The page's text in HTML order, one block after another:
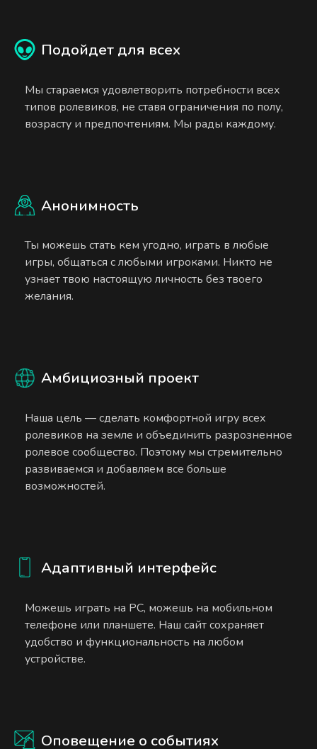
Подойдет для всех
Мы стараемся удовлетворить потребности всех
типов ролевиков, не ставя ограничения по полу,
возрасту и предпочтениям. Мы рады каждому.
Анонимность
Ты можешь стать кем угодно, играть в любые
игры, общаться с любыми игроками. Никто не
узнает твою настоящую личность без твоего
желания.
Амбициозный проект
Наша цель — сделать комфортной игру всех
ролевиков на земле и объединить разрозненное
ролевое сообщество. Поэтому мы стремительно
развиваемся и добавляем все больше
возможностей.
Адаптивный интерфейс
Можешь играть на PC, можешь на мобильном
телефоне или планшете. Наш сайт сохраняет
удобство и функциональность на любом
устройстве.
Оповещение о событиях